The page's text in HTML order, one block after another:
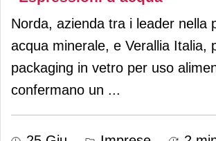
Norda, azienda tra i leader nella
acqua minerale, e Verallia Italia,
packaging in vetro per uso
confermano un ...